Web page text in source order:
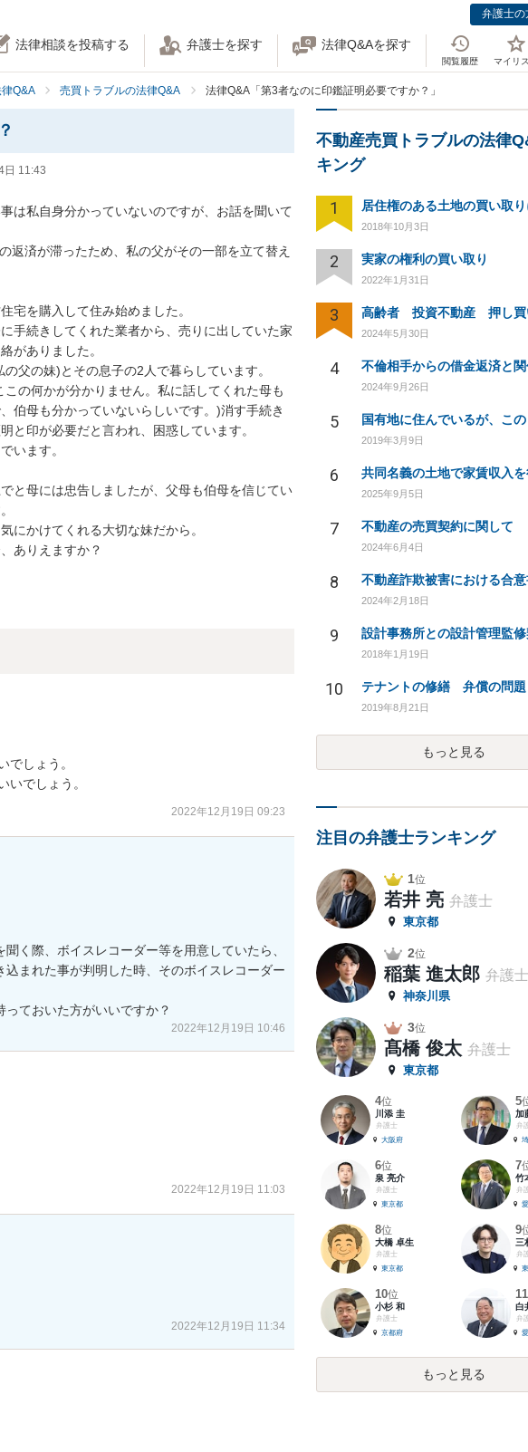
弁護士の
法律相談を投稿する 弁護士を探す 法律Q&Aを探す
閲覧履歴 マイリ
Q&A 売買トラブルの法律Q&A 法律Q&A「第3者なのに印鑑証明必要ですか？」
日 11:43
は私自身分かっていないのですが、お話を聞いて
返済が滞ったため、私の父がその一部を立て替え
宅を購入して住み始めました。
手続きしてくれた業者から、売りに出していた家
がありました。
父の妹)とその息子の2人で暮らしています。
の何かが分かりません。私に話してくれた母も
伯母も分かっていないらしいです。)消す手続き
と印が必要だと言われ、困惑しています。
います。
と母には忠告しましたが、父母も伯母を信じてい
にかけてくれる大切な妹だから。
ありえますか？
でしょう。
いでしょう。
2022年12月19日 09:23
く際、ボイスレコーダー等を用意していたら、
まれた事が判明した時、そのボイスレコーダー
ておいた方がいいですか？
2022年12月19日 10:46
2022年12月19日 11:03
2022年12月19日 11:34
不動産売買トラブルの法律
キング
1 居住権のある土地の買い取
2018年10月3日
2 実家の権利の買い取り
2022年1月31日
3 高齢者 投資不動産 押し
2024年5月30日
4
2024年9月26日
5
2019年3月9日
6
2025年9月5日
7 不動産の売買契約に関して
2024年6月4日
8
2024年2月18日
9
2018年1月19日
10 テナントの修繕 弁償の問
2019年8月21日
もっと見る
注目の弁護士ランキング
1位
若井 亮 弁護士
東京都
2位
稲葉 進太郎 弁護士
神奈川県
3位
髙橋 俊太 弁護士
東京都
4位
川添 圭
弁護士
大阪府
5
加
弁
6位
泉 亮介
弁護士
東京都
7
竹
弁
8位
大橋 卓生
弁護士
東京都
9
三
弁
10位
小杉 和
弁護士
京都府
11
白
弁
もっと見る